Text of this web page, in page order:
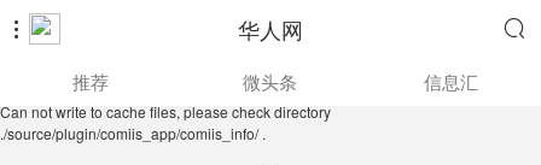
 华人网 
./source/plugin/comiis_app/comiis_info/ .
推荐 微头条 信息汇
Can not write to cache files, please check directory
./source/plugin/comiis_app/comiis_info/ .